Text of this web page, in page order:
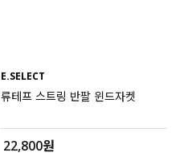
E.SELECT
류테프 스트링 반팔 윈드자켓
22,800원